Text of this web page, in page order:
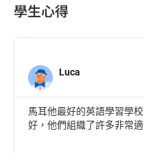
學生心得
Luca
馬耳他最好的英語學習學
好，他們組織了許多非常